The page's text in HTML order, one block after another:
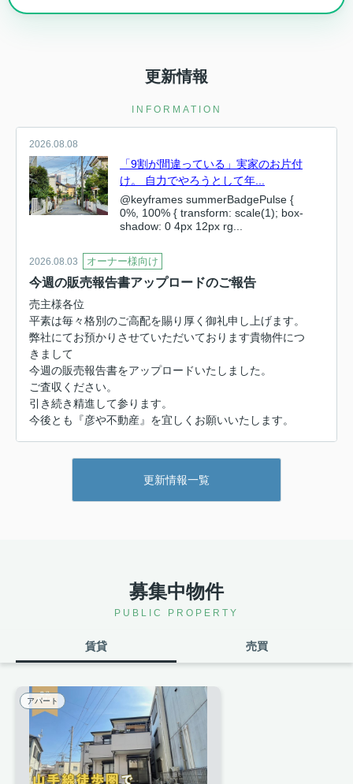
更新情報
INFORMATION
2026.08.08
「9割が間違っている」実家のお片付
け。 自力でやろうとして年...
@keyframes summerBadgePulse {
0%, 100% { transform: scale(1); box-
shadow: 0 4px 12px rg...
2026.08.03 オーナー様向け
今週の販売報告書アップロードのご報告
売主様各位
平素は毎々格別のご高配を賜り厚く御礼申し上げます。
弊社にてお預かりさせていただいております貴物件につ
きまして
今週の販売報告書をアップロードいたしました。
ご査収ください。
引き続き精進して参ります。
今後とも『彦や不動産』を宜しくお願いいたします。
「実家は北区だけど、遠くて片付け
に行けない…」 新幹線での帰...
猛暑で爆発的に成長する「雑草とツ
ル植物」にクレーム殺到する前...
0%, 100% { transform: scale(1); box-
2026.07.30 オーナー様向け
月次報告書アップロードのご連絡
賃貸オーナー様各位
平素は毎々格別のご高配を賜り厚く御礼申し上げます。
弊社にてお預かりさせていただいております貴物件につ
きまして、
更新情報一覧
募集中物件
PUBLIC PROPERTY
賃貸 売買
アパート